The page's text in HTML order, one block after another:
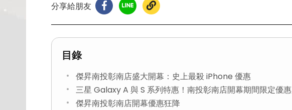
分享給朋友
目錄
傑昇南投彰南店盛大開幕：史上最殺 iPhone 優惠
三星 Galaxy A 與 S 系列特惠！南投彰南店開幕期間限定優惠
傑昇南投彰南店開幕優惠狂降